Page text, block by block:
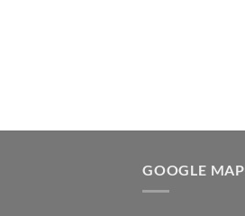
GOOGLE MAP